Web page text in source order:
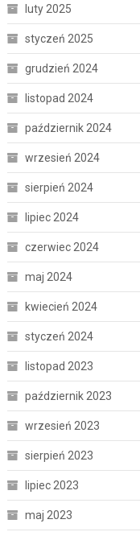
luty 2025
styczeń 2025
grudzień 2024
listopad 2024
październik 2024
wrzesień 2024
sierpień 2024
lipiec 2024
czerwiec 2024
maj 2024
kwiecień 2024
styczeń 2024
listopad 2023
październik 2023
wrzesień 2023
sierpień 2023
lipiec 2023
maj 2023